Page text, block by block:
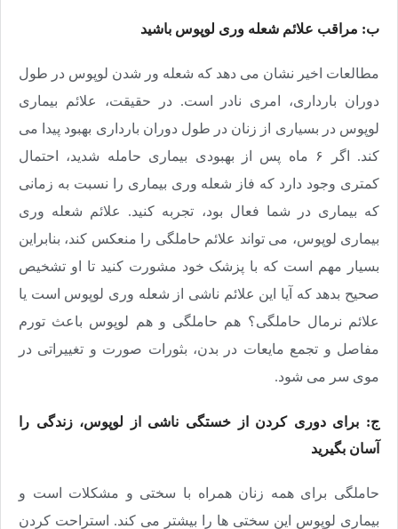
ب: مراقب علائم شعله وری لوپوس باشید
مطالعات اخیر نشان می دهد که شعله ور شدن لوپوس در طول
دوران بارداری، امری نادر است. در حقیقت، علائم بیماری
لوپوس در بسیاری از زنان در طول دوران بارداری بهبود پیدا می
کند. اگر ۶ ماه پس از بهبودی بیماری حامله شدید، احتمال
کمتری وجود دارد که فاز شعله وری بیماری را نسبت به زمانی
که بیماری در شما فعال بود، تجربه کنید. علائم شعله وری
بیماری لوپوس، می تواند علائم حاملگی را منعکس کند، بنابراین
بسیار مهم است که با پزشک خود مشورت کنید تا او تشخیص
صحیح بدهد که آیا این علائم ناشی از شعله وری لوپوس است یا
علائم نرمال حاملگی؟ هم حاملگی و هم لوپوس باعث تورم
مفاصل و تجمع مایعات در بدن، بثورات صورت و تغییراتی در
موی سر می شود.
ج: برای دوری کردن از خستگی ناشی از لوپوس، زندگی را
آسان بگیرید
حاملگی برای همه زنان همراه با سختی و مشکلات است و
بیماری لوپوس این سختی ها را بیشتر می کند. استراحت کردن